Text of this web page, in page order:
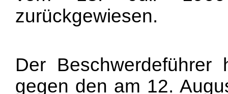
zurückgewiesen.
Der
gegen den am 12.